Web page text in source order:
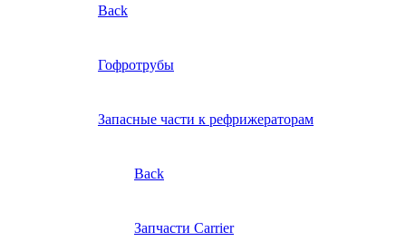
Back
Гофротрубы
Запасные части к рефрижераторам
Back
Запчасти Carrier